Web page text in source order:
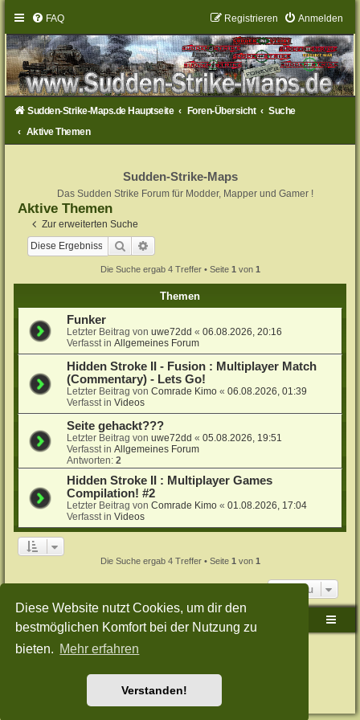
Diese Website nutzt Cookies, um dir den
bestmöglichen Komfort bei der Nutzung zu
bieten. Mehr erfahren
Verstanden!
FAQ Anmelden
Registrieren
Sudden-Strike-Maps.de Hauptseite Foren-Übersicht
Suche
Aktive Themen
Sudden-Strike-Maps
Das Sudden Strike Forum für Modder, Mapper und Gamer !
Aktive Themen
Zur erweiterten Suche
Suche
Die Suche ergab 4 Treffer • Seite 1 von 1
Themen
Funker
Letzter Beitrag vonuwe72dd «06.08.2026, 20:16
Verfasst inAllgemeines Forum
Hidden Stroke II - Fusion : Multiplayer Match
(Commentary) - Lets Go!
Letzter Beitrag vonComrade Kimo «06.08.2026, 01:39
Verfasst inVideos
Seite gehackt???
Letzter Beitrag vonuwe72dd «05.08.2026, 19:51
Verfasst inAllgemeines Forum
Antworten:2
Hidden Stroke II : Multiplayer Games
Compilation! #2
Letzter Beitrag vonComrade Kimo «01.08.2026, 17:04
Verfasst inVideos
Die Suche ergab 4 Treffer • Seite 1 von 1
Gehe zu
Sudden-Strike-Maps.de Hauptseite Foren-Übersicht
Powered byphpBB® Forum Software © phpBB Limited
Style: Green-Style-Split by Joyce&LunaphpBB-Style-Design
Nutzungsbedingungen